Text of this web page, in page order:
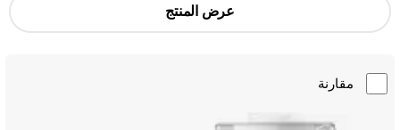
عرض المنتج
مقارنة